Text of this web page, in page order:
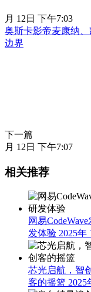
月 12日 下午7:03
奥斯卡影帝麦康纳
边界
下一篇
月 12日 下午7:07
相关推荐
网易
发体验 2025年
芯光启航，智
客的摇篮 2025